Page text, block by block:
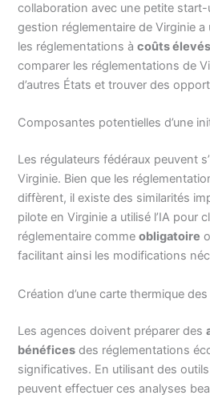
collaboration avec une petite start-
gestion réglementaire de Virginie a
les réglementations àcoûts élevés
comparer les réglementations de
d’autres États et trouver des
Composantes potentielles d’une
Les régulateurs fédéraux peuvent
Virginie. Bien que les
diffèrent, il existe des similarités
pilote en Virginie a utilisé l’IA pour
réglementaire commeobligatoire
facilitant ainsi les modifications
Création d’une carte thermique
Les agences doivent préparer des
bénéfices des réglementations
significatives. En utilisant des outils
peuvent effectuer ces analyses